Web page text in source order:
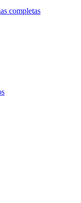
completas